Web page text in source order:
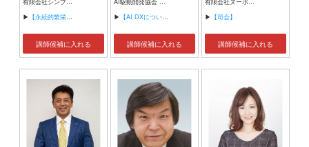
有限会社シンプルタスク 代表取締役 習慣形成コンサルタント
▶ 【永続的繁栄の組織づくり】
講師候補に入れる
AI駆動開発協会 代表理事 サイバーフリークス株式会社 代表取締役
▶ 【AI DXについて】
講師候補に入れる
有限会社ヌーボヌール代表取締役
▶ 【司会】
講師候補に入れる